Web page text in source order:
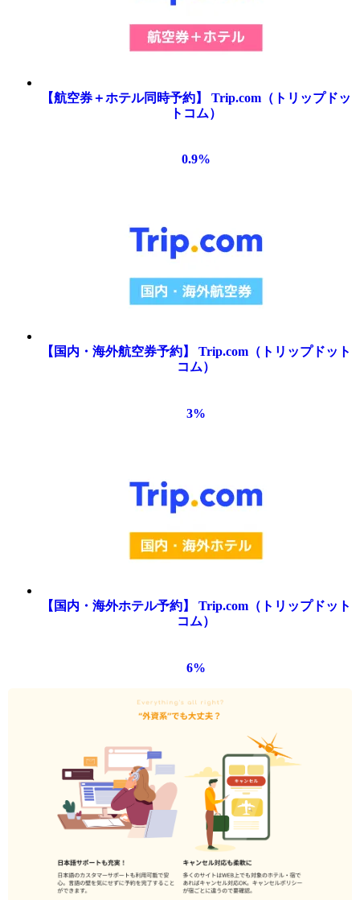
【航空券＋ホテル同時予約】 Trip.com（トリップドッ
トコム）
0.9%
【国内・海外航空券予約】 Trip.com（トリップドット
コム）
3%
【国内・海外ホテル予約】 Trip.com（トリップドット
コム）
6%